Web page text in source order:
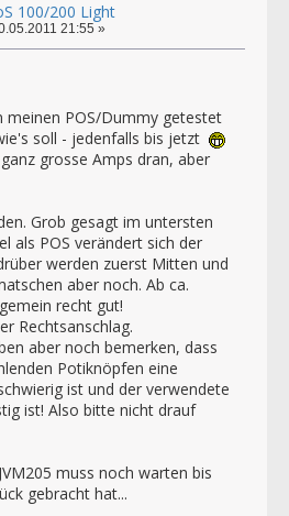
100/200 Light
21:55 »
meinen POS/Dummy getestet
soll - jedenfalls bis jetzt
grosse Amps dran, aber
Grob gesagt im untersten
als POS verändert sich der
werden zuerst Mitten und
aber noch. Ab ca.
recht gut!
Rechtsanschlag.
aber noch bemerken, dass
Potiknöpfen eine
ist und der verwendete
ist! Also bitte nicht drauf
muss noch warten bis
gebracht hat...